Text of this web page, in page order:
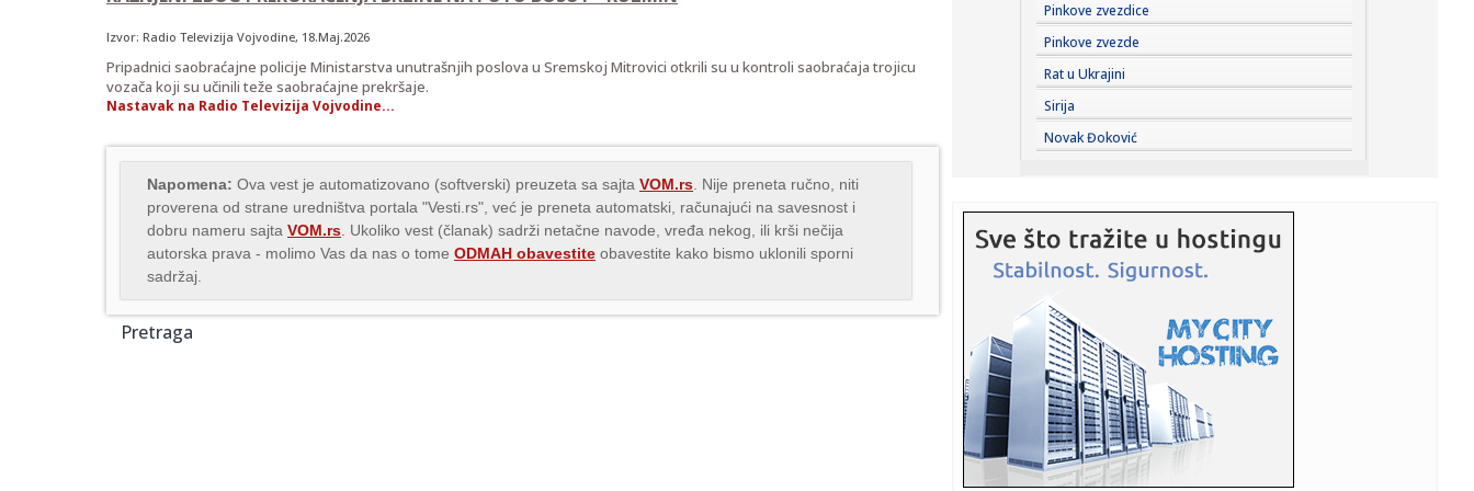
Izvor: Radio Televizija Vojvodine, 18.Maj.2026
Pripadnici saobraćajne policije Ministarstva unutrašnjih poslova u Sremskoj Mitrovici otkrili su u kontroli saobraćaja trojicu
vozača koji su učinili teže saobraćajne prekršaje.
Nastavak na Radio Televizija Vojvodine...
Napomena: Ova vest je automatizovano (softverski) preuzeta sa sajta VOM.rs . Nije preneta ručno, niti
proverena od strane uredništva portala "Vesti.rs", već je preneta automatski, računajući na savesnost i
dobru nameru sajta VOM.rs . Ukoliko vest (članak) sadrži netačne navode, vređa nekog, ili krši nečija
autorska prava - molimo Vas da nas o tome ODMAH obavestite obavestite kako bismo uklonili sporni
sadržaj.
Pretraga
11:04:Данас се ово не ради у кући: Срби ...
11:03:Svečani doček za Zelenskog ispred Palate Srbija, sledi
sastanak...
11:01:Prepoznali glas Barta Simpsona u avionu, a onda joj dali
mikrofon...
11:00: Zatvara se put Gaj–Kajtasovo, saobraćaj se preusmerava
na alte...
10:58:
10:59:Javna rasprava o GUP-u Niša danas u Oficirskom domu:
Šta donosi...
10:58:ŽELEZNIČAR VEZAO KOKOVIĆA DO 2028: Trener koji je
ispisao isto...
10:57:Obustavljen saobraćaj između Gaja i Šumarka zbog
Pinkove zvezdice
Pinkove zvezde
Rat u Ukrajini
Sirija
Novak Đoković